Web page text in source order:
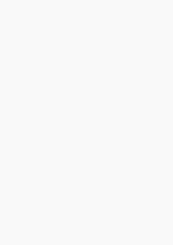
殊榮
業及優質的物業管理服
房協轄下的出租屋邨及
的「卓越設施管理獎
員更在申訴專員公署舉辦
職人員獎」。